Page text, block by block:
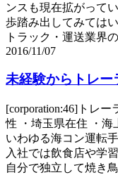
ンスも現在拡がって
歩踏み出してみては
トラック・運送業界
2016/11/07
未経験からトレー
[corporation:46]トレ
性 ・埼玉県在住 ・海
いわゆる海コン運転
入社では飲食店や学
自分で独立して焼き